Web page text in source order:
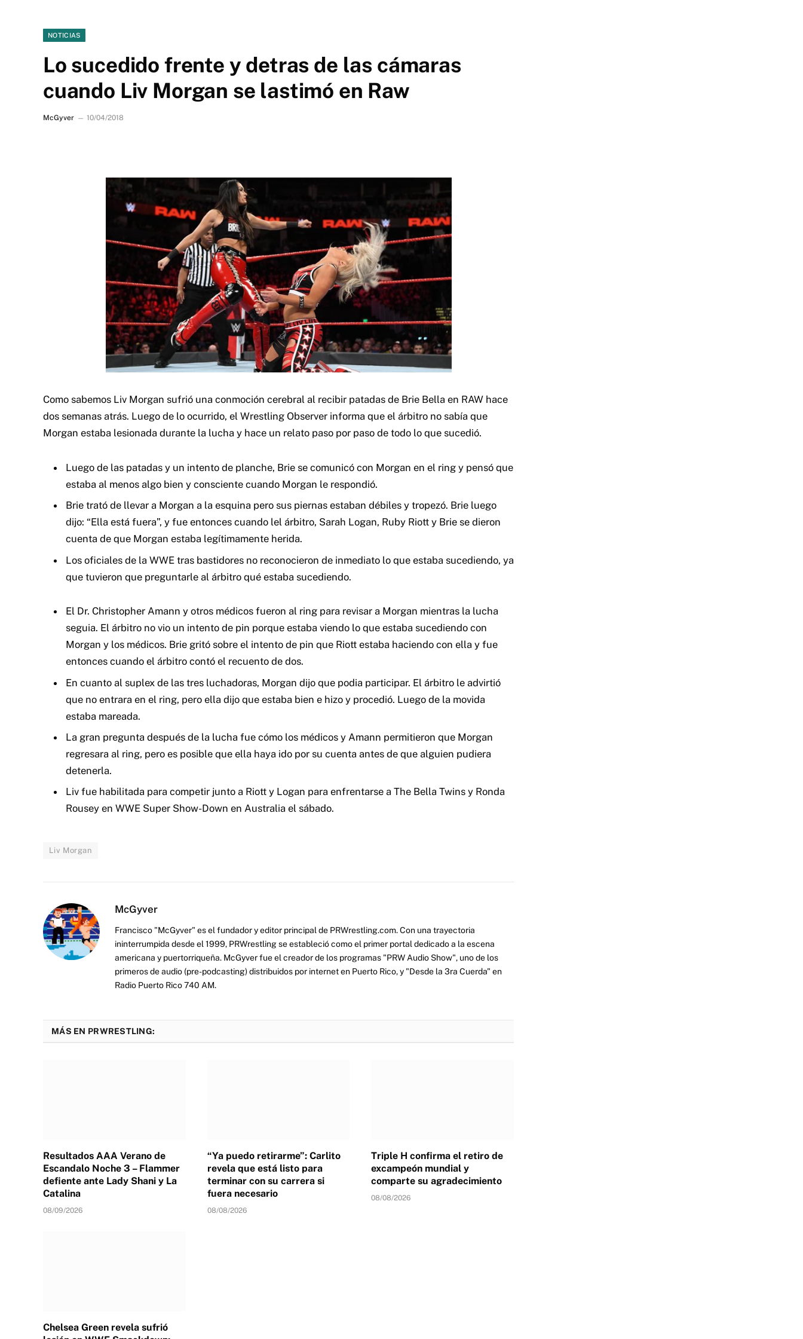
NOTICIAS
Lo sucedido frente y detras de las cámaras
cuando Liv Morgan se lastimó en Raw
McGyver 10/04/2018
Como sabemos Liv Morgan sufrió una conmoción cerebral al recibir patadas de Brie Bella en RAW hace
dos semanas atrás. Luego de lo ocurrido, el Wrestling Observer informa que el árbitro no sabía que
Morgan estaba lesionada durante la lucha y hace un relato paso por paso de todo lo que sucedió.
Luego de las patadas y un intento de planche, Brie se comunicó con Morgan en el ring y pensó que
estaba al menos algo bien y consciente cuando Morgan le respondió.
Brie trató de llevar a Morgan a la esquina pero sus piernas estaban débiles y tropezó. Brie luego
dijo: “Ella está fuera”, y fue entonces cuando lel árbitro, Sarah Logan, Ruby Riott y Brie se dieron
cuenta de que Morgan estaba legítimamente herida.
Los oficiales de la WWE tras bastidores no reconocieron de inmediato lo que estaba sucediendo, ya
que tuvieron que preguntarle al árbitro qué estaba sucediendo.
El Dr. Christopher Amann y otros médicos fueron al ring para revisar a Morgan mientras la lucha
seguia. El árbitro no vio un intento de pin porque estaba viendo lo que estaba sucediendo con
Morgan y los médicos. Brie gritó sobre el intento de pin que Riott estaba haciendo con ella y fue
entonces cuando el árbitro contó el recuento de dos.
En cuanto al suplex de las tres luchadoras, Morgan dijo que podia participar. El árbitro le advirtió
que no entrara en el ring, pero ella dijo que estaba bien e hizo y procedió. Luego de la movida
estaba mareada.
La gran pregunta después de la lucha fue cómo los médicos y Amann permitieron que Morgan
regresara al ring, pero es posible que ella haya ido por su cuenta antes de que alguien pudiera
detenerla.
Liv fue habilitada para competir junto a Riott y Logan para enfrentarse a The Bella Twins y Ronda
Rousey en WWE Super Show-Down en Australia el sábado.
Liv Morgan
McGyver
Francisco "McGyver" es el fundador y editor principal de PRWrestling.com. Con una trayectoria
ininterrumpida desde el 1999, PRWrestling se estableció como el primer portal dedicado a la escena
americana y puertorriqueña. McGyver fue el creador de los programas "PRW Audio Show", uno de los
primeros de audio (pre-podcasting) distribuidos por internet en Puerto Rico, y "Desde la 3ra Cuerda" en
Radio Puerto Rico 740 AM.
MÁS EN PRWRESTLING:
Resultados AAA Verano de
Escandalo Noche 3 – Flammer
defiente ante Lady Shani y La
Catalina
08/09/2026
“Ya puedo retirarme”: Carlito
revela que está listo para
terminar con su carrera si
fuera necesario
08/08/2026
Triple H confirma el retiro de
excampeón mundial y
comparte su agradecimiento
08/08/2026
Chelsea Green revela sufrió